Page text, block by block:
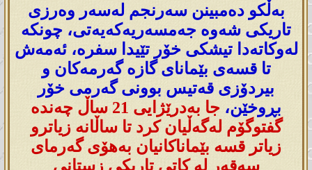
بەڵکو دەمبینن سەرنجم لەسەر وەرزی
تاریکی شەوە جەمسەریەکەیەتی، چونکە
لەوکاتەدا تیشکی خۆر تێیدا سفرە، ئەمەش
تا قسەی بێمانای گازە گەرمەکان و
بیردۆزی قەتیس بوونی گەرمی خۆر
بڕوخێن،
جا بەدرێژایی 21 ساڵ چەندە
گفتوگۆم لەگەڵیان کرد تا ساڵانە زیاترو
زیاتر قسە بێماناکانیان بەهۆی گەرمای
سەقەر لە کاتی تاریکی زستانی